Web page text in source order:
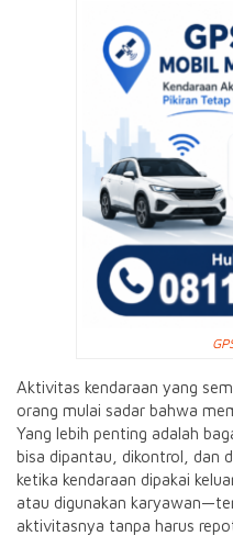
Aktivitas kendaraan yang
orang mulai sadar bahwa
Yang lebih penting adalah
bisa dipantau, dikontrol, dan
ketika kendaraan dipakai
atau digunakan
aktivitasnya tanpa harus